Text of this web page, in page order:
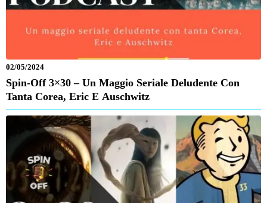
02/05/2024
Spin-Off 3×30 – Un Maggio Seriale Deludente Con
Tanta Corea, Eric E Auschwitz